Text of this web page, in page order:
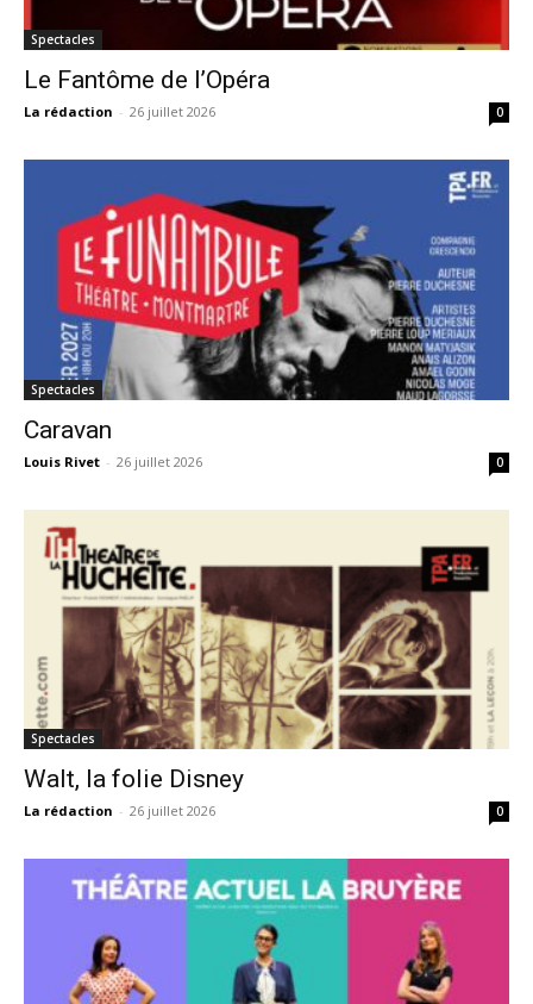
Spectacles
Le Fantôme de l’Opéra
La rédaction - 26 juillet 2026 0
Spectacles
Caravan
Louis Rivet - 26 juillet 2026 0
Spectacles
Walt, la folie Disney
La rédaction - 26 juillet 2026 0